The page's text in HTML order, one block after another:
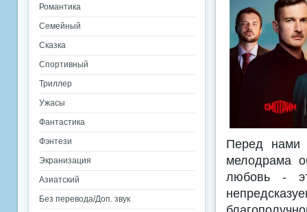
Перед нами
мелодрама
любовь -
Романтика
Семейный
Сказка
Спортивный
Триллер
Ужасы
Фантастика
Фэнтези
Экранизация
Азиатский
Без перевода/Доп. звук